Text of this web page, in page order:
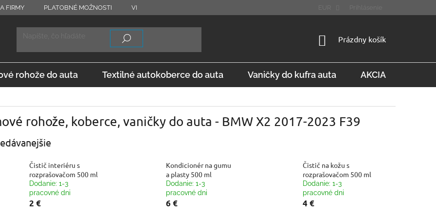
FIRMY PLATOBNÉ MOŽNOSTI VRÁTENIE TOVARU Prihlásenie
NÁKUPNÝ
Prázdny košík
rohože do auta Textilné autokoberce do auta Vaničky do kufra auta AKCIA
rohože, koberce, vaničky do auta - BMW X2 2017-2023 F39
Čistič interiéru s
rozprašovačom 500 ml
Dodanie: 1-3
pracovné dni
2 €
Kondicionér na gumu
a plasty 500 ml
Dodanie: 1-3
pracovné dni
6 €
Čistič na kožu s
rozprašovačom 500 ml
Dodanie: 1-3
pracovné dni
4 €